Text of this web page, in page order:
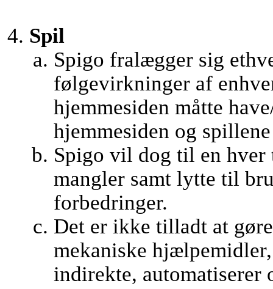
Spil
Spigo fralægger sig
følgevirkninger af
hjemmesiden måtte
hjemmesiden og
Spigo vil dog til en hver
mangler samt lytte til
forbedringer.
Det er ikke tilladt at
mekaniske
indirekte, automatiserer